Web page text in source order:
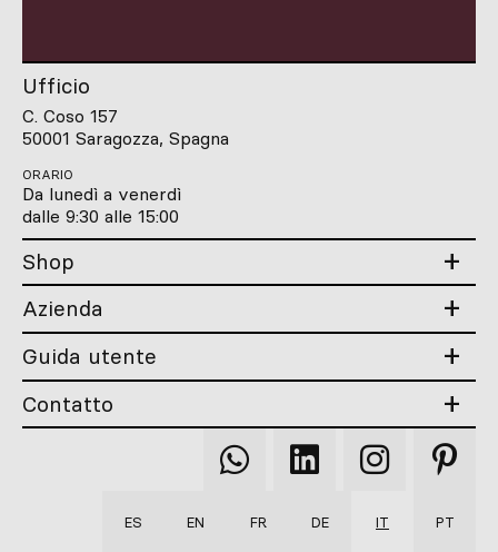
Ufficio
C. Coso 157
50001 Saragozza, Spagna
ORARIO
Da lunedì a venerdì
dalle 9:30 alle 15:00
Shop
Azienda
Guida utente
Contatto
Qooqer
WhatsApp
Qooqer
Linkedin
Qooqer
Instagram
Qooqer
ES EN FR DE IT PT